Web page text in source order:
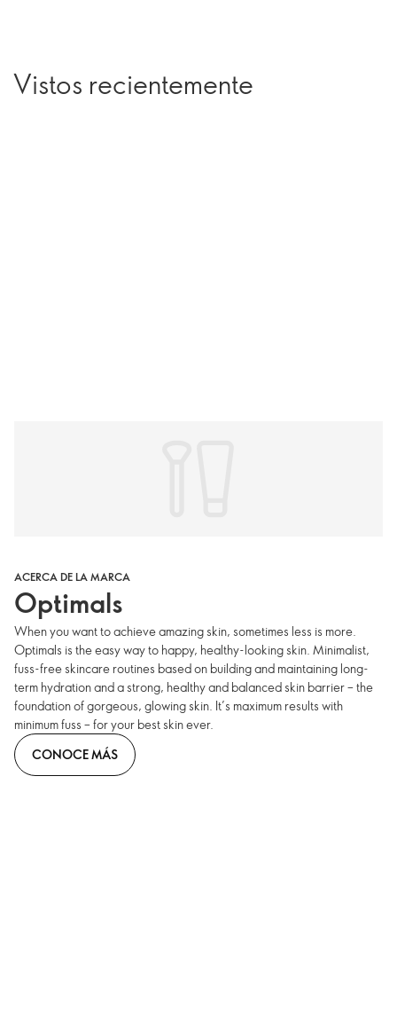
Vistos recientemente
ACERCA DE LA MARCA
Optimals
When you want to achieve amazing skin, sometimes less is more.
Optimals is the easy way to happy, healthy-looking skin. Minimalist,
fuss-free skincare routines based on building and maintaining long-
term hydration and a strong, healthy and balanced skin barrier – the
foundation of gorgeous, glowing skin. It’s maximum results with
minimum fuss – for your best skin ever.
CONOCE MÁS